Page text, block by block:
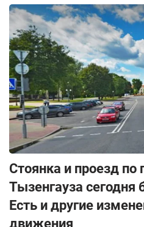
Стоянка и проезд
Тызенгауза сегодня
Есть и другие
движения